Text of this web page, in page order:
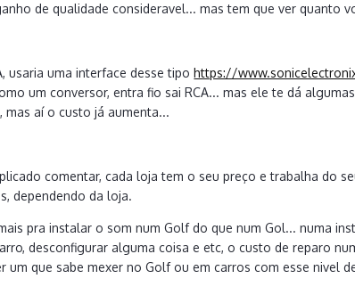
de qualidade consideravel... mas tem que ver quanto
usaria uma interface desse tipohttps://
um conversor, entra fio sai RCA... mas ele te dá
aí o custo já aumenta...
comentar, cada loja tem o seu preço e trabalha do
dependendo da loja.
pra instalar o som num Golf do que num Gol... numa
desconfigurar alguma coisa e etc, o custo de reparo
um que sabe mexer no Golf ou em carros com esse nivel